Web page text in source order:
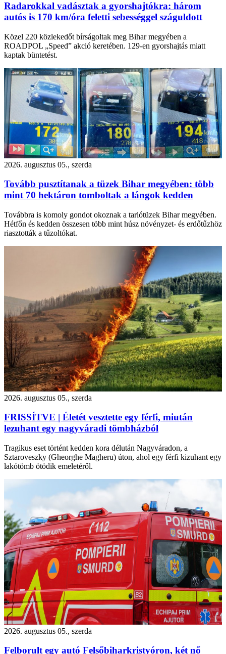
Radarokkal vadásztak a gyorshajtókra: három
autós is 170 km/óra feletti sebességgel száguldott
Közel 220 közlekedőt bírságoltak meg Bihar megyében a
ROADPOL „Speed” akció keretében. 129-en gyorshajtás miatt
kaptak büntetést.
2026. augusztus 05., szerda
Tovább pusztítanak a tüzek Bihar megyében: több
mint 70 hektáron tomboltak a lángok kedden
Továbbra is komoly gondot okoznak a tarlótüzek Bihar megyében.
Hétfőn és kedden összesen több mint húsz növényzet- és erdőtűzhöz
riasztották a tűzoltókat.
2026. augusztus 05., szerda
FRISSÍTVE | Életét vesztette egy férfi, miután
lezuhant egy nagyváradi tömbházból
Tragikus eset történt kedden kora délután Nagyváradon, a
Sztaroveszky (Gheorghe Magheru) úton, ahol egy férfi kizuhant egy
lakótömb ötödik emeletéről.
2026. augusztus 05., szerda
Felborult egy autó Felsőbiharkristyóron, két nő